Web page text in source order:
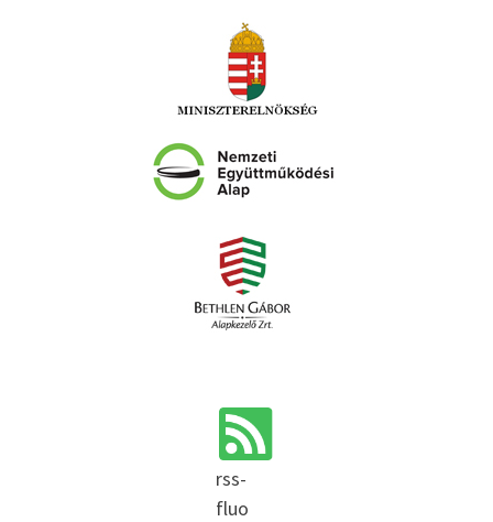
rss-
fluo